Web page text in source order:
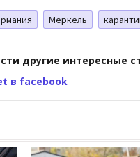
Меркель
другие интересные
в facebook